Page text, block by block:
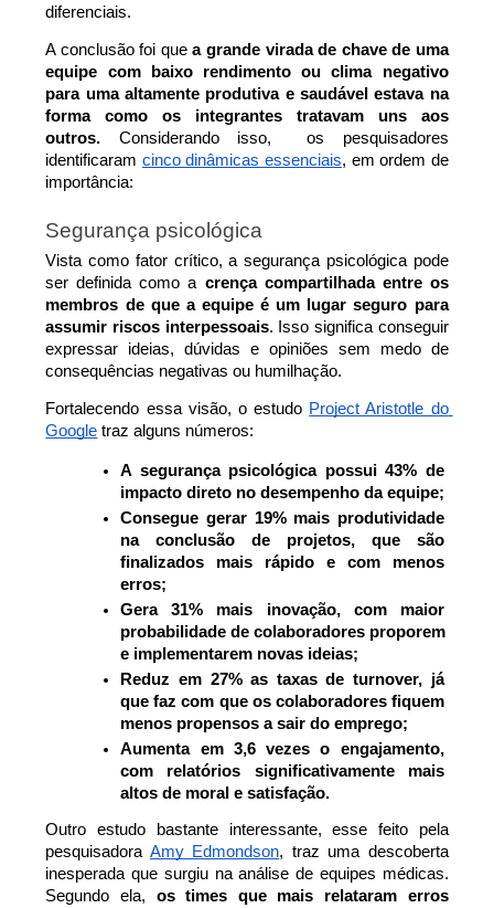
diferenciais.
A conclusão foi que a grande virada de chave de uma
equipe com baixo rendimento ou clima negativo
para uma altamente produtiva e saudável estava na
forma como os integrantes tratavam uns aos
outros. Considerando isso,  os pesquisadores
identificaram cinco dinâmicas essenciais, em ordem de
importância:
Segurança psicológica
Vista como fator crítico, a segurança psicológica pode
ser definida como a crença compartilhada entre os
membros de que a equipe é um lugar seguro para
assumir riscos interpessoais. Isso significa conseguir
expressar ideias, dúvidas e opiniões sem medo de
consequências negativas ou humilhação.
Fortalecendo essa visão, o estudo Project Aristotle do
Google traz alguns números:
A segurança psicológica possui 43% de
impacto direto no desempenho da equipe;
Consegue gerar 19% mais produtividade
na conclusão de projetos, que são
finalizados mais rápido e com menos
erros;
Gera 31% mais inovação, com maior
probabilidade de colaboradores proporem
e implementarem novas ideias;
Reduz em 27% as taxas de turnover, já
que faz com que os colaboradores fiquem
menos propensos a sair do emprego;
Aumenta em 3,6 vezes o engajamento,
com relatórios significativamente mais
altos de moral e satisfação.
Outro estudo bastante interessante, esse feito pela
pesquisadora Amy Edmondson, traz uma descoberta
inesperada que surgiu na análise de equipes médicas.
Segundo ela, os times que mais relataram erros